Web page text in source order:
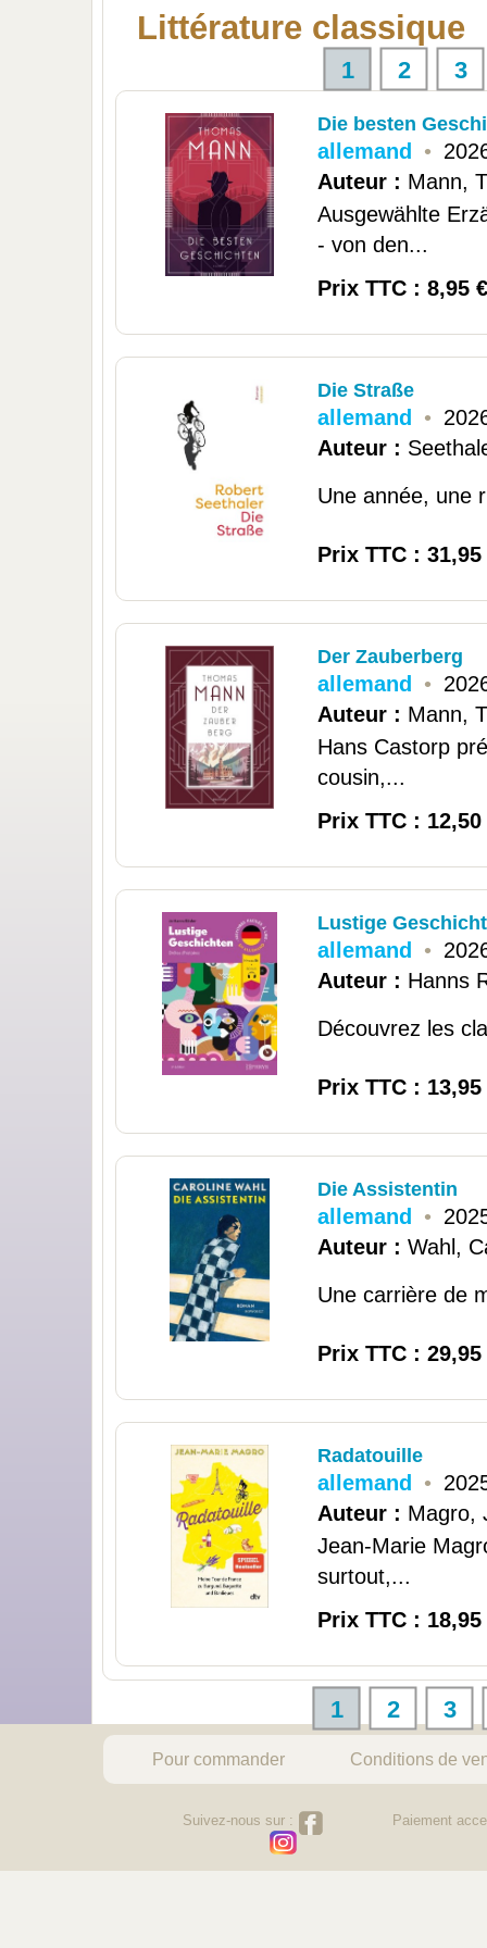
Littérature classique
1 2 3
Die besten
allemand •
Auteur : Mann,
Ausgewählte
- von den...
Prix TTC : 8,95 €
Die Straße
allemand •
Auteur :
Une année, une
Prix TTC : 31,95
Der Zauberberg
allemand •
Auteur : Mann,
Hans Castorp
cousin,...
Prix TTC : 12,50
Lustige
allemand •
Auteur : Hanns
Découvrez les
Prix TTC : 13,95
Die Assistentin
allemand •
Auteur : Wahl,
Une carrière de
Prix TTC : 29,95
Radatouille
allemand •
Auteur : Magro,
Jean-Marie
surtout,...
Prix TTC : 18,95
1 2 3
Pour commander Conditions de
Suivez-nous sur : Paiement